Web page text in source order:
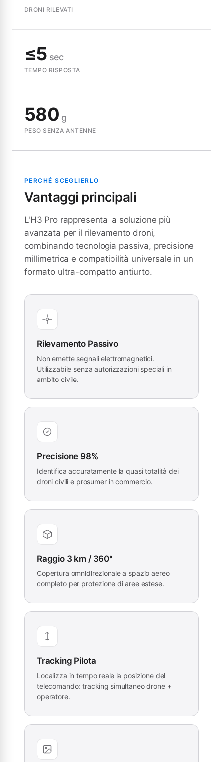
DRONI RILEVATI
≤5 sec
TEMPO RISPOSTA
580 g
PESO SENZA ANTENNE
PERCHÉ SCEGLIERLO
Vantaggi principali
L'H3 Pro rappresenta la soluzione più
avanzata per il rilevamento droni,
combinando tecnologia passiva, precisione
millimetrica e compatibilità universale in un
formato ultra-compatto antiurto.
Rilevamento Passivo
Non emette segnali elettromagnetici.
Utilizzabile senza autorizzazioni speciali in
ambito civile.
Precisione 98%
Identifica accuratamente la quasi totalità dei
droni civili e prosumer in commercio.
Raggio 3 km / 360°
Copertura omnidirezionale a spazio aereo
completo per protezione di aree estese.
Tracking Pilota
Localizza in tempo reale la posizione del
telecomando: tracking simultaneo drone +
operatore.